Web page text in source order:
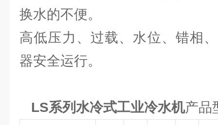
换水的不便。
高低压力、过载、水位、错相
器安全运行。
LS系列水冷式工业冷水机产品